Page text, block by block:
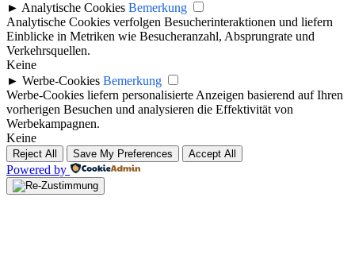
► Analytische Cookies Bemerkung
Analytische Cookies verfolgen Besucherinteraktionen und liefern
Einblicke in Metriken wie Besucheranzahl, Absprungrate und
Verkehrsquellen.
Keine
► Werbe-Cookies Bemerkung
Werbe-Cookies liefern personalisierte Anzeigen basierend auf Ihren
vorherigen Besuchen und analysieren die Effektivität von
Werbekampagnen.
Keine
Reject All Save My Preferences Accept All
Powered by